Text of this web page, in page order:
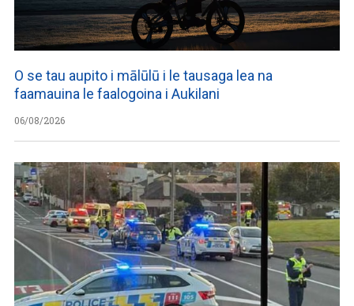
O se tau aupito i mālūlū i le tausaga lea na
faamauina le faalogoina i Aukilani
06/08/2026